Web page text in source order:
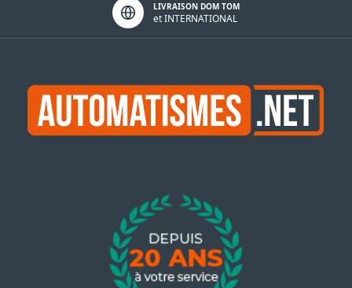
LIVRAISON DOM TOM
et INTERNATIONAL